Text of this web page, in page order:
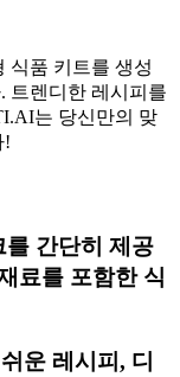
식품 키트를 생성
트렌디한 레시피를
는 당신만의 맞
!
를 간단히 제공
료를 포함한 식
운 레시피, 디